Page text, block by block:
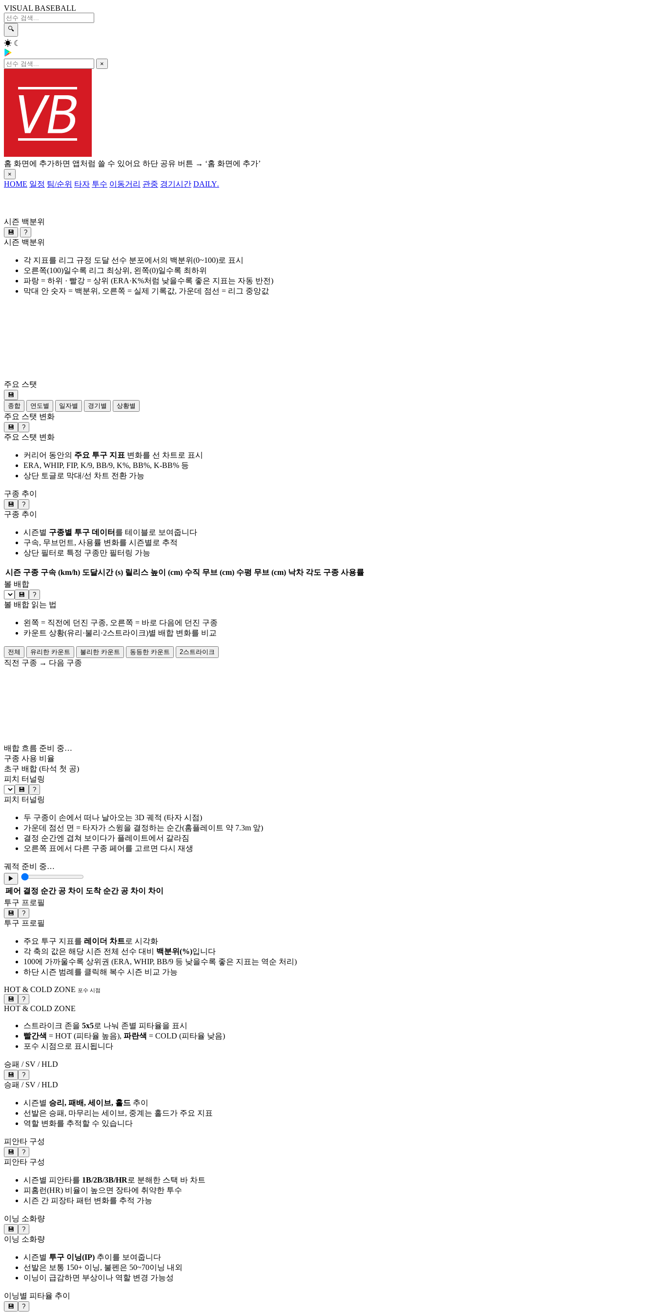
VISUAL BASEBALL
🔍
☀ ☾
×
홈 화면에 추가하면 앱처럼 쓸 수 있어요 하단 공유 버튼 → ‘홈 화면에 추가’
×
HOME 일정 팀/순위 타자 투수 이동거리 관중 경기시간 DAILY.
시즌 백분위
💾 ?
시즌 백분위
각 지표를 리그 규정 도달 선수 분포에서의 백분위(0~100)로 표시
오른쪽(100)일수록 리그 최상위, 왼쪽(0)일수록 최하위
파랑 = 하위 · 빨강 = 상위 (ERA·K%처럼 낮을수록 좋은 지표는 자동 반전)
막대 안 숫자 = 백분위, 오른쪽 = 실제 기록값, 가운데 점선 = 리그 중앙값
주요 스탯
💾
종합
연도별 일자별 경기별 상황별
주요 스탯 변화
💾 ?
주요 스탯 변화
커리어 동안의 주요 투구 지표 변화를 선 차트로 표시
ERA, WHIP, FIP, K/9, BB/9, K%, BB%, K-BB% 등
상단 토글로 막대/선 차트 전환 가능
구종 추이
💾 ?
구종 추이
시즌별 구종별 투구 데이터 를 테이블로 보여줍니다
구속, 무브먼트, 사용률 변화를 시즌별로 추적
상단 필터로 특정 구종만 필터링 가능
시즌 구종 구속 (km/h) 도달시간 (s) 릴리스 높이 (cm) 수직 무브 (cm) 수평 무브 (cm) 낙차 각도 구종 사용률
볼 배합
💾 ?
볼 배합 읽는 법
왼쪽 = 직전에 던진 구종, 오른쪽 = 바로 다음에 던진 구종
카운트 상황(유리·불리·2스트라이크)별 배합 변화를 비교
전체 유리한 카운트 불리한 카운트 동등한 카운트 2스트라이크
직전 구종 → 다음 구종
배합 흐름 준비 중…
구종 사용 비율
초구 배합 (타석 첫 공)
피치 터널링
💾 ?
피치 터널링
두 구종이 손에서 떠나 날아오는 3D 궤적 (타자 시점)
가운데 점선 면 = 타자가 스윙을 결정하는 순간(홈플레이트 약 7.3m 앞)
결정 순간엔 겹쳐 보이다가 플레이트에서 갈라짐
오른쪽 표에서 다른 구종 페어를 고르면 다시 재생
궤적 준비 중…
▶
페어 결정 순간 공 차이 도착 순간 공 차이
차이
투구 프로필
💾 ?
투구 프로필
주요 투구 지표를 레이더 차트로 시각화
각 축의 값은 해당 시즌 전체 선수 대비 백분위(%)입니다
100에 가까울수록 상위권 (ERA, WHIP, BB/9 등 낮을수록 좋은 지표는 역순 처리)
하단 시즌 범례를 클릭해 복수 시즌 비교 가능
HOT & COLD ZONE 포수 시점
💾 ?
HOT & COLD ZONE
스트라이크 존을 5x5로 나눠 존별 피타율을 표시
빨간색 = HOT (피타율 높음), 파란색 = COLD (피타율 낮음)
포수 시점으로 표시됩니다
승패 / SV / HLD
💾 ?
승패 / SV / HLD
시즌별 승리, 패배, 세이브, 홀드 추이
선발은 승패, 마무리는 세이브, 중계는 홀드가 주요 지표
역할 변화를 추적할 수 있습니다
피안타 구성
💾 ?
피안타 구성
시즌별 피안타를 1B/2B/3B/HR로 분해한 스택 바 차트
피홈런(HR) 비율이 높으면 장타에 취약한 투수
시즌 간 피장타 패턴 변화를 추적 가능
이닝 소화량
💾 ?
이닝 소화량
시즌별 투구 이닝(IP) 추이를 보여줍니다
선발은 보통 150+ 이닝, 불펜은 50~70이닝 내외
이닝이 급감하면 부상이나 역할 변경 가능성
이닝별 피타율 추이
💾 ?